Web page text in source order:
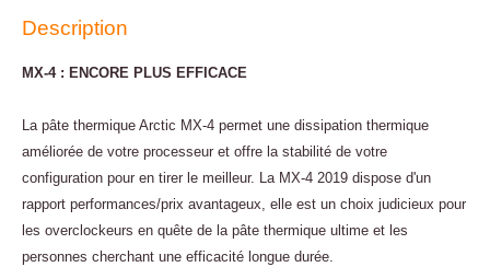
Description
MX-4 : ENCORE PLUS EFFICACE
La pâte thermique Arctic MX-4 permet une dissipation thermique
améliorée de votre processeur et offre la stabilité de votre
configuration pour en tirer le meilleur. La MX-4 2019 dispose d'un
rapport performances/prix avantageux, elle est un choix judicieux pour
les overclockeurs en quête de la pâte thermique ultime et les
personnes cherchant une efficacité longue durée.